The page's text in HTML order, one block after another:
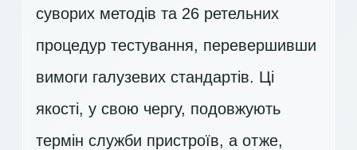
суворих методів та 26 ретельних
процедур тестування, перевершивши
вимоги галузевих стандартів. Ці
якості, у свою чергу, подовжують
термін служби пристроїв, а отже,